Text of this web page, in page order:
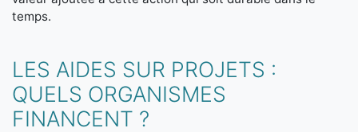
temps.
LES AIDES SUR PROJETS :
QUELS ORGANISMES
FINANCENT ?